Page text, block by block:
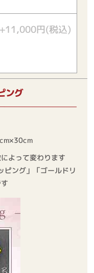
+11,000円(税込)
ング
よって変わります
ング」「ゴールドリ